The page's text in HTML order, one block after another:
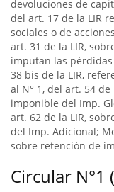
devoluciones de
del art. 17 de la LIR
sociales o de
art. 31 de la LIR,
imputan las
38 bis de la LIR,
al N° 1, del art. 54
imponible del Imp.
art. 62 de la LIR,
del Imp. Adicional;
sobre retención de
Circular